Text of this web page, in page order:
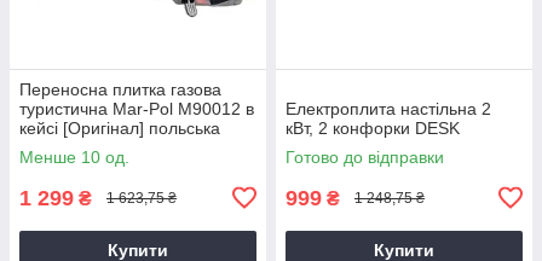
Переносна плитка газова
туристична Mar-Pol M90012 в
кейсі [Оригінал] польська
Менше 10 од.
1 299 ₴ 1 623,75 ₴
Купити
Електроплита настільна 2
кВт, 2 конфорки DESK
Готово до відправки
999 ₴ 1 248,75 ₴
Купити